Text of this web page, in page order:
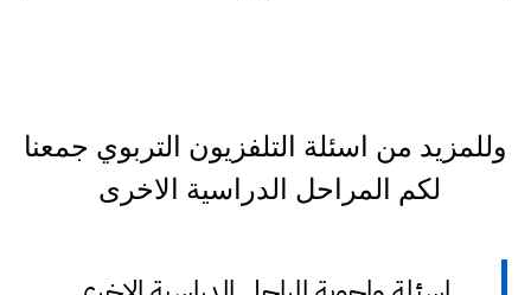
وللمزيد من اسئلة التلفزيون التربوي جمعنا
لكم المراحل الدراسية الاخرى